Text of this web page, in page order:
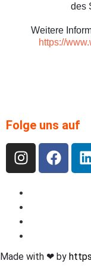
des
Weitere
https://
Folge uns auf
Made with ❤︎ by